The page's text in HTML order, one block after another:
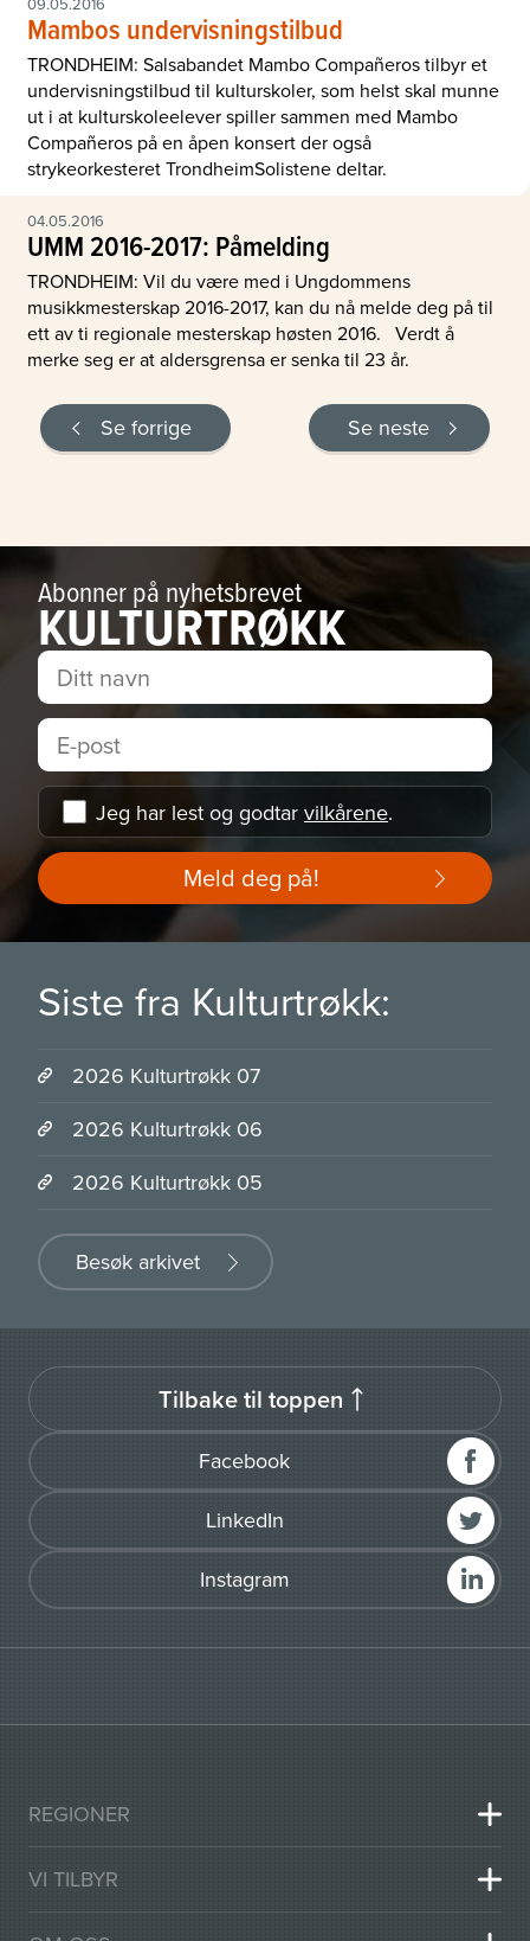
Mambos undervisningstilbud
TRONDHEIM: Salsabandet Mambo Compañeros tilbyr et
undervisningstilbud til kulturskoler, som helst skal munne
ut i at kulturskoleelever spiller sammen med Mambo
Compañeros på en åpen konsert der også
strykeorkesteret TrondheimSolistene deltar.
04.05.2016
UMM 2016-2017: Påmelding
TRONDHEIM: Vil du være med i Ungdommens
musikkmesterskap 2016-2017, kan du nå melde deg på til
ett av ti regionale mesterskap høsten 2016. Verdt å
merke seg er at aldersgrensa er senka til 23 år.
Se forrige Se neste
Abonner på nyhetsbrevet
KULTURTRØKK
Jeg har lest og godtar vilkårene.
Meld deg på!
Siste fra Kulturtrøkk:
2026 Kulturtrøkk 07
2026 Kulturtrøkk 06
2026 Kulturtrøkk 05
Besøk arkivet
Facebook
LinkedIn
Instagram
Tilbake til toppen
REGIONER
VI TILBYR